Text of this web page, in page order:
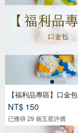
【福利品專區】口金包
NT$ 150
已獲得 29 個五星評價